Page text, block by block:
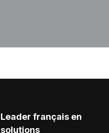
Leader français en
solutions